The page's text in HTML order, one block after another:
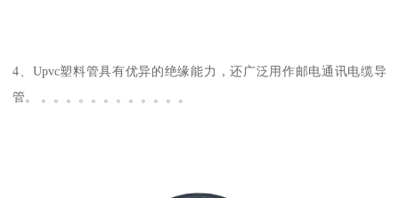
4、Upvc塑料管具有优异的绝缘能力，还广泛用作邮电通讯电缆导
管。 。。。。。。。。。。。。